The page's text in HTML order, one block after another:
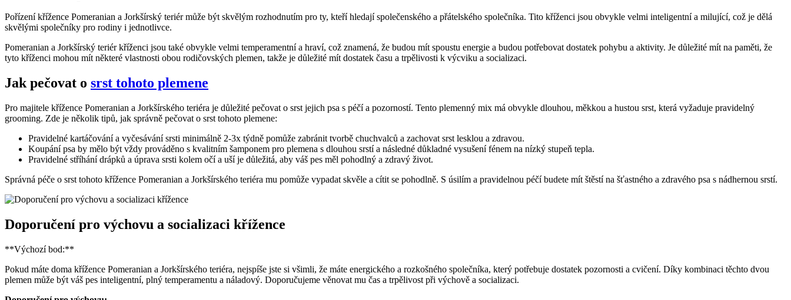
Pořízení křížence‌ Pomeranian a Jorkšírský teriér může být skvělým rozhodnutím pro ty, kteří hledají společenského a přátelského společníka. Tito ​kříženci jsou obvykle velmi inteligentní a ⁣milující, což je dělá
skvělými společníky pro rodiny i jednotlivce.
Pomeranian a Jorkšírský teriér kříženci jsou také obvykle velmi temperamentní a hraví, což znamená, že budou mít spoustu energie a budou potřebovat dostatek pohybu‍ a aktivity. Je důležité mít na paměti, že
tyto kříženci mohou mít některé vlastnosti obou‍ rodičovských plemen, takže je důležité mít dostatek ​času a‍ trpělivosti k výcviku a socializaci.
Jak pečovat o srst tohoto plemene
Pro⁣ majitele ⁢křížence Pomeranian ​a Jorkšírského teriéra je důležité pečovat o srst jejich psa ⁣s péčí a pozorností. Tento ‌plemenný⁣ mix⁢ má obvykle dlouhou, měkkou a hustou ‍srst, která vyžaduje‍ pravidelný
grooming. Zde je ⁤několik tipů, ⁢jak⁤ správně pečovat o srst tohoto plemene:
Pravidelné kartáčování a vyčesávání srsti minimálně 2-3x týdně pomůže zabránit tvorbě chuchvalců a zachovat srst lesklou a zdravou.
Koupání psa by mělo být vždy prováděno s kvalitním šamponem pro plemena s dlouhou srstí a následné důkladné vysušení fénem na nízký stupeň tepla.
Pravidelné stříhání drápků a úprava srsti kolem očí a uší je důležitá, aby váš pes měl pohodlný a zdravý život.
Správná péče o srst tohoto křížence Pomeranian a Jorkšírského teriéra mu pomůže vypadat skvěle a cítit se pohodlně. S úsilím a pravidelnou péčí budete mít štěstí na šťastného a zdravého psa s nádhernou srstí.
Doporučení pro výchovu a socializaci křížence
**Výchozí bod:**
Pokud ‌máte doma⁢ křížence Pomeranian a Jorkšírského teriéra, nejspíše jste ‍si všimli, že máte energického a rozkošného společníka, který potřebuje dostatek pozornosti a cvičení. ⁤Díky kombinaci těchto dvou
plemen může být váš pes inteligentní, plný temperamentu‍ a náladový. Doporučujeme ⁢věnovat ‍mu čas a ‍trpělivost při výchově a socializaci.